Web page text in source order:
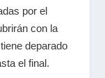
por el
con la
deparado
el final.